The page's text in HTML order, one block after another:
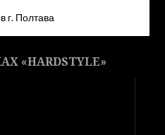
г. Полтава
«HARDSTYLE»